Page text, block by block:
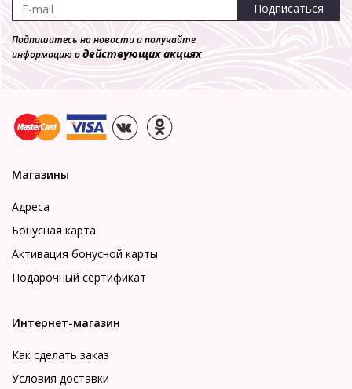
Подписаться
Подпишитесь на новости и получайте
информацию одействующих акциях
Магазины
Адреса
Бонусная карта
Активация бонусной карты
Подарочный сертификат
Интернет-магазин
Как сделать заказ
Условия доставки